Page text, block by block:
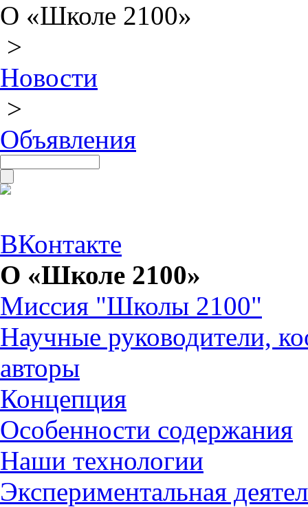
О «Школе 2100»
>
Новости
>
Объявления
ВКонтакте
О «Школе 2100»
Миссия "Школы 2100"
Научные руководители,
авторы
Концепция
Особенности содержания
Наши технологии
Экспериментальная